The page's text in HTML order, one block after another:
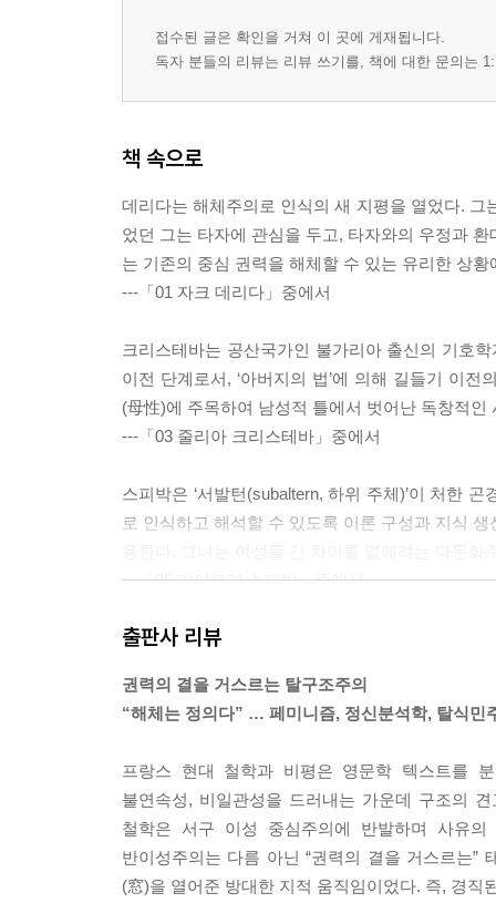
접수된 글은 확인을 거쳐 이 곳에 게재됩니다.
독자 분들의 리뷰는 리뷰 쓰기를, 책에 대한 문의는
책 속으로
데리다는 해체주의로 인식의 새 지평을 열었다.
었던 그는 타자에 관심을 두고, 타자와의 우정과
는 기존의 중심 권력을 해체할 수 있는 유리한 상황
---「01 자크 데리다」중에서
크리스테바는 공산국가인 불가리아 출신의 기호
이전 단계로서, ‘아버지의 법’에 의해 길들기 이
(母性)에 주목하여 남성적 틀에서 벗어난 독창적인
---「03 줄리아 크리스테바」중에서
스피박은 ‘서발턴(subaltern, 하위 주체)’이 처한
로 인식하고 해석할 수 있도록 이론 구성과 지식
---「05 가야트리 스피박」중에서
푸코는 이성에 기반을 둔 근대성(계몽적 기획)에
로 작동하는 자율 권력에 대한 탁월한 분석을 내놓
---「07 미셸 푸코」중에서
이글턴은 현실과 동떨어진 (탈)구조주의 담론을
조적 모순에 주목하는 그는 개인의 자율성을 그
한 이론과 말의 잔치를 경계하기 때문이다. 그는
---「09 테리 이글턴」중에서
출판사 리뷰
권력의 결을 거스르는 탈구조주의
“해체는 정의다” … 페미니즘, 정신분석학, 탈식민
프랑스 현대 철학과 비평은 영문학 텍스트를
불연속성, 비일관성을 드러내는 가운데 구조의
철학은 서구 이성 중심주의에 반발하며 사유
반이성주의는 다름 아닌 “권력의 결을 거스르는”
(窓)을 열어준 방대한 지적 움직임이었다. 즉, 경